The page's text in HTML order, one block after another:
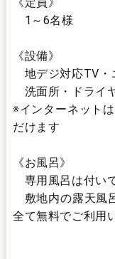
1～6名様
《設備》
地デジ対応TV・
洗面所・ドライ
※インターネット
だけます
《お風呂》
専用風呂は付い
敷地内の露天風
全て無料でご利